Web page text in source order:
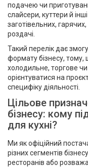
подачею чи
слайсери, куттери й
заготівельних, гарячих,
роздачі.
Такий перелік дає
формату бізнесу, тому,
холодильне, торгове чи
орієнтуватися на
специфіку діяльності.
Цільове
бізнесу: кому
для кухні?
Ми як офіційний
різних сегментів
ресторанів або